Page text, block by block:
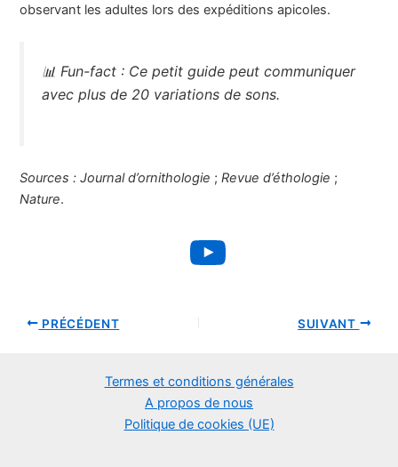
observant les adultes lors des expéditions apicoles.
📊 Fun-fact : Ce petit guide peut communiquer
avec plus de 20 variations de sons.
Sources : Journal d’ornithologie ;Revue d’éthologie ;
Nature.
YouTube
PRÉCÉDENT SUIVANT
Termes et conditions générales
A propos de nous
Politique de cookies (UE)